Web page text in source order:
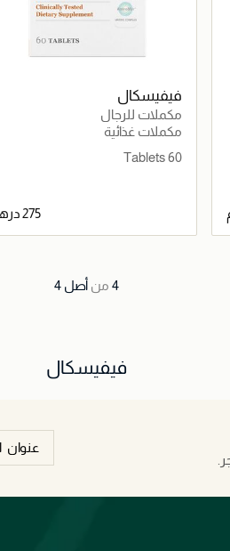
فيفيسكال
مكملات للرجال
مكملات غذائية
60 Tablets
4 من أصل 4
فيفيسكال